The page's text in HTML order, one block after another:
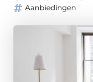
Aanbiedingen